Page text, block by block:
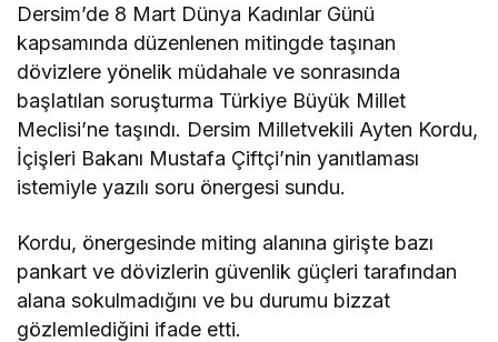
Dersim’de 8 Mart Dünya Kadınlar Günü
kapsamında düzenlenen mitingde taşınan
dövizlere yönelik müdahale ve sonrasında
başlatılan soruşturma Türkiye Büyük Millet
Meclisi’ne taşındı. Dersim Milletvekili Ayten Kordu,
İçişleri Bakanı Mustafa Çiftçi’nin yanıtlaması
istemiyle yazılı soru önergesi sundu.
Kordu, önergesinde miting alanına girişte bazı
pankart ve dövizlerin güvenlik güçleri tarafından
alana sokulmadığını ve bu durumu bizzat
gözlemlediğini ifade etti.